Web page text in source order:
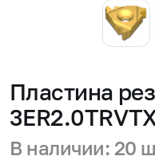
Пластина
В наличии: 20